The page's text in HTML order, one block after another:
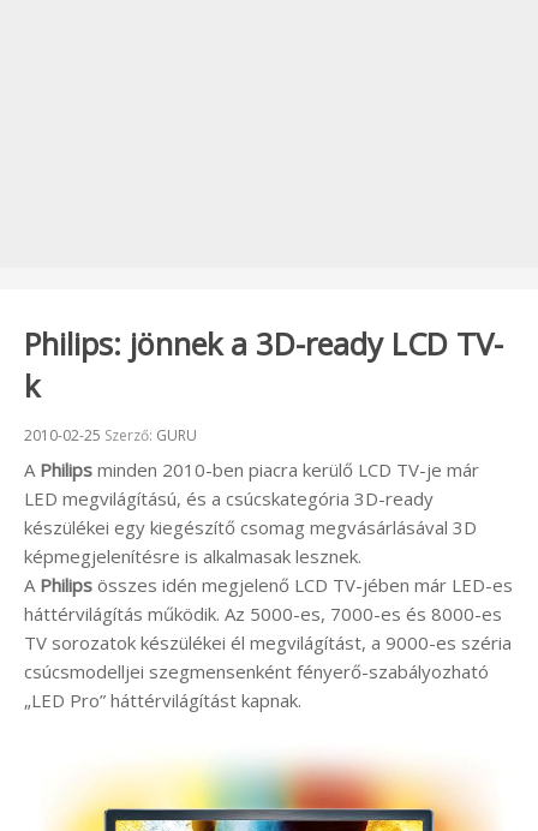
Philips: jönnek a 3D-ready LCD TV-
k
Beküldve:
2010-02-25 Szerző: GURU
A Philips minden 2010-ben piacra kerülő LCD TV-je már
LED megvilágítású, és a csúcskategória 3D-ready
készülékei egy kiegészítő csomag megvásárlásával 3D
képmegjelenítésre is alkalmasak lesznek.
A Philips összes idén megjelenő LCD TV-jében már LED-es
háttérvilágítás működik. Az 5000-es, 7000-es és 8000-es
TV sorozatok készülékei él megvilágítást, a 9000-es széria
csúcsmodelljei szegmensenként fényerő-szabályozható
„LED Pro” háttérvilágítást kapnak.